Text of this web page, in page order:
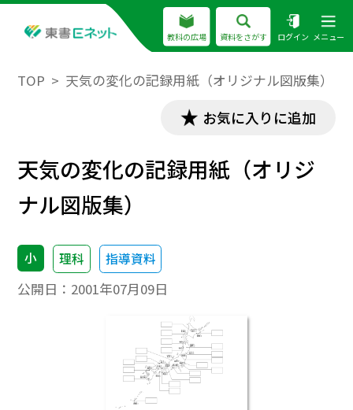
教科の広場 資料をさがす ログイン メニュー
TOP 天気の変化の記録用紙（オリジナル図版集）
お気に入りに追加
天気の変化の記録用紙（オリジ
ナル図版集）
小 理科 指導資料
公開日： 2001年07月09日